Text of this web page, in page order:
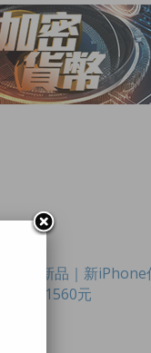
Apple新品｜新iPhone
價最多1560元